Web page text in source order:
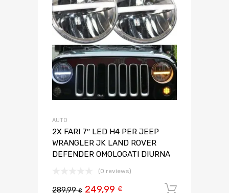
AUTO
2X FARI 7″ LED H4 PER JEEP
WRANGLER JK LAND ROVER
DEFENDER OMOLOGATI DIURNA
(0 reviews)
289,99€ 249,99 €